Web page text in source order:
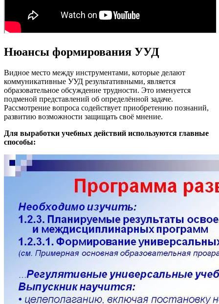
Нюансы формирования УУД
Видное место между инструментами, которые делают
коммуникативные УУД результативными, является
образовательное обсуждение трудности. Это именуется
подменой представлений об определённой задаче.
Рассмотрение вопроса содействует приобретению познаний,
развитию возможности защищать своё мнение.
Для выработки учебных действий используются главные
способы: